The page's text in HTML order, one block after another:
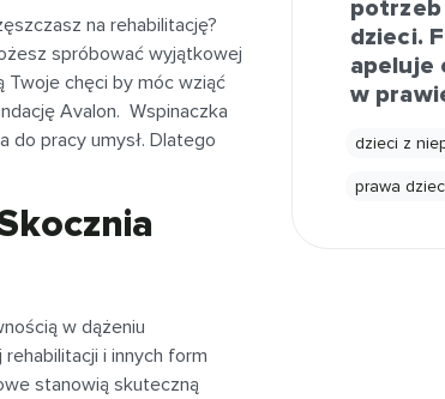
na rehabilitację?
spróbować wyjątkowej
Twoje chęci by móc wziąć
Avalon. Wspinaczka
pracy umysł. Dlatego
w dążeniu
i innych form
stanowią skuteczną
dzieci.
apeluje
w
dzieci z
prawa